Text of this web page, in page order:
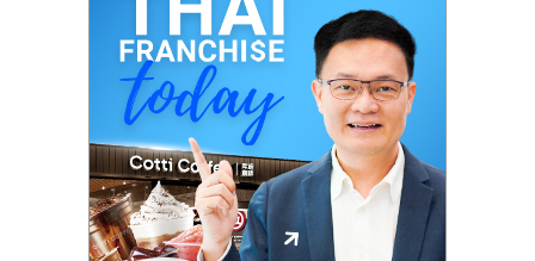
ปรึกษา
การ
ลงทุน